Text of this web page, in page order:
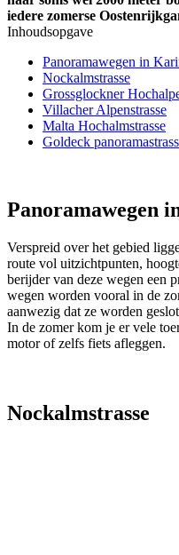
iedere zomerse
Inhoudsopgave
Panoramawegen in
Nockalmstrasse
Grossglockner
Villacher Alpenstrasse
Malta Hochalmstrasse
Goldeck
Panoramawegen
Verspreid over het gebied
route vol uitzichtpunten,
berijder van deze wegen een
wegen worden vooral in de
aanwezig dat ze worden
In de zomer kom je er vele
motor of zelfs fiets afleggen.
Nockalmstrasse